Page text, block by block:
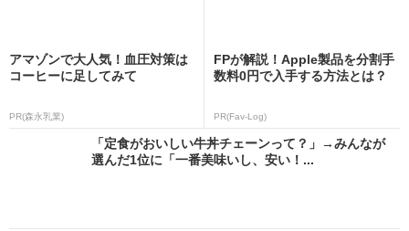
アマゾンで大人気！血圧対策は
コーヒーに足してみて
PR(森永乳業)
FPが解説！Apple製品を分割手
数料0円で入手する方法とは？
PR(Fav-Log)
「定食がおいしい牛丼チェーンって？」→みんなが
選んだ1位に「一番美味いし、安い！...